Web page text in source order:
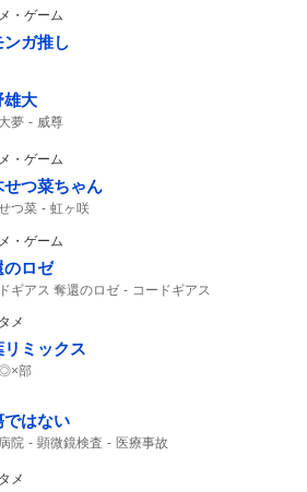
お願いします
・ゲーム
ンガ推し
雄大
夢 威尊
・ゲーム
せつ菜ちゃん
つ菜 虹ヶ咲
・ゲーム
のロゼ
ギアス 奪還のロゼ
コードギアス
メ
リミックス
部
ではない
院 顕微鏡検査 医療事故
メ